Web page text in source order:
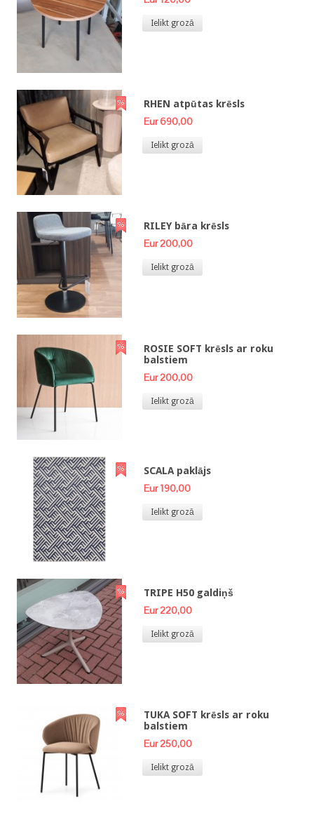
Ielikt grozā
RHEN atpūtas krēsls
Eur 690,00
Ielikt grozā
RILEY bāra krēsls
Eur 200,00
Ielikt grozā
ROSIE SOFT krēsls ar roku
balstiem
Eur 200,00
Ielikt grozā
SCALA paklājs
Eur 190,00
Ielikt grozā
TRIPE H50 galdiņš
Eur 220,00
Ielikt grozā
TUKA SOFT krēsls ar roku
balstiem
Eur 250,00
Ielikt grozā